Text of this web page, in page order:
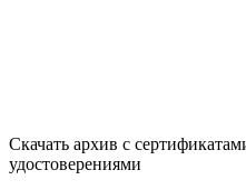
Скачать архив с
удостоверениями